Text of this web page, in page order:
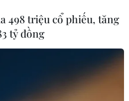
498 triệu cổ phiếu, tăng
tỷ đồng